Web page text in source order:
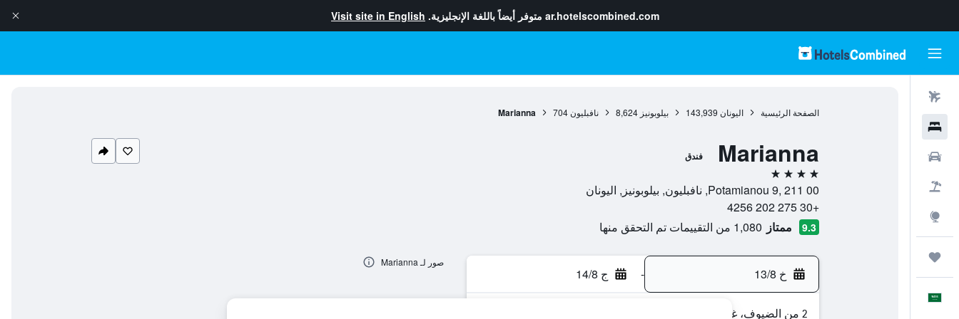
ar.hotelscombined.com متوفر أيضاً باللغة الإنجليزية. Visit site in English
الصفحة الرئيسية اليونان 143,939 بيلوبونيز 8,624 نافبليون 704
Marianna
Marianna فندق
4 نجوم
Potamianou 9, 211 00, نافبليون, بيلوبونيز, اليونان
+30 275 202 4256
9.3 ممتاز 1,080 من التقييمات تم التحقق منها
خ 13/8 - ج 14/8
2 من الضيوف، غرفة واحدة
صور لـ Marianna